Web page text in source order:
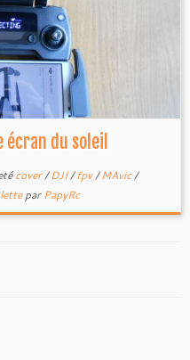
écran du soleil
cover/DJI/fpv/MAvic/
parPapyRc